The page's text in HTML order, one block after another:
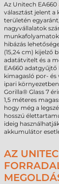
Az Unitech EA660
választást jelent a
területén
nagyvállalatok
hibázás
(15,24 cm) kijelző
adatátvitelt és a
EA660 adatgyűjtő
kimagasló por- és
ipari
Gorilla® Glass 7
1,5 méteres
hogy még a
hosszú
ideig
akkumulátor
AZ